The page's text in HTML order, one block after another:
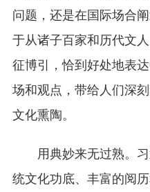
问题，还是在国际场合
于从诸子百家和历代文
征博引，恰到好处地表
场和观点，带给人们深
文化熏陶。
用典妙来无过熟。习
统文化功底、丰富的阅